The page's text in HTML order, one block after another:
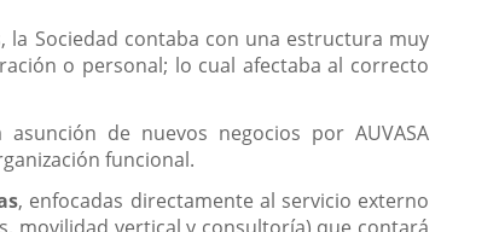
Sociedad contaba con una estructura muy
o personal; lo cual afectaba al correcto
de nuevos negocios por AUVASA
funcional.
, enfocadas directamente al servicio externo